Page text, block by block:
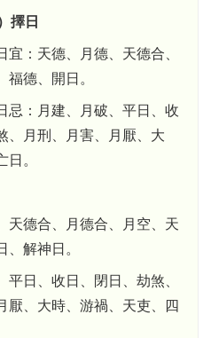
擇日
宜：天德、月德、天德合、
福德、開日。
忌：月建、月破、平日、收
、月刑、月害、月厭、大
。
天德合、月德合、月空、天
解神日。
平日、收日、閉日、劫煞、
厭、大時、游禍、天吏、四